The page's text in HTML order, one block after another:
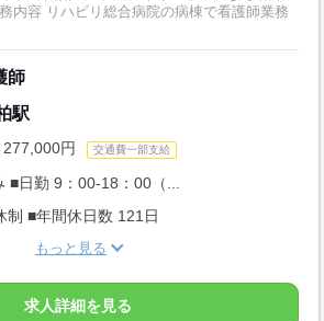
内容 リハビリ総合病院の病棟で看護師業務
師
駅
円 交通費一部支給
■日勤 9：00-18：00（...
制 ■年間休日数 121日
もっと見る
求人詳細を見る